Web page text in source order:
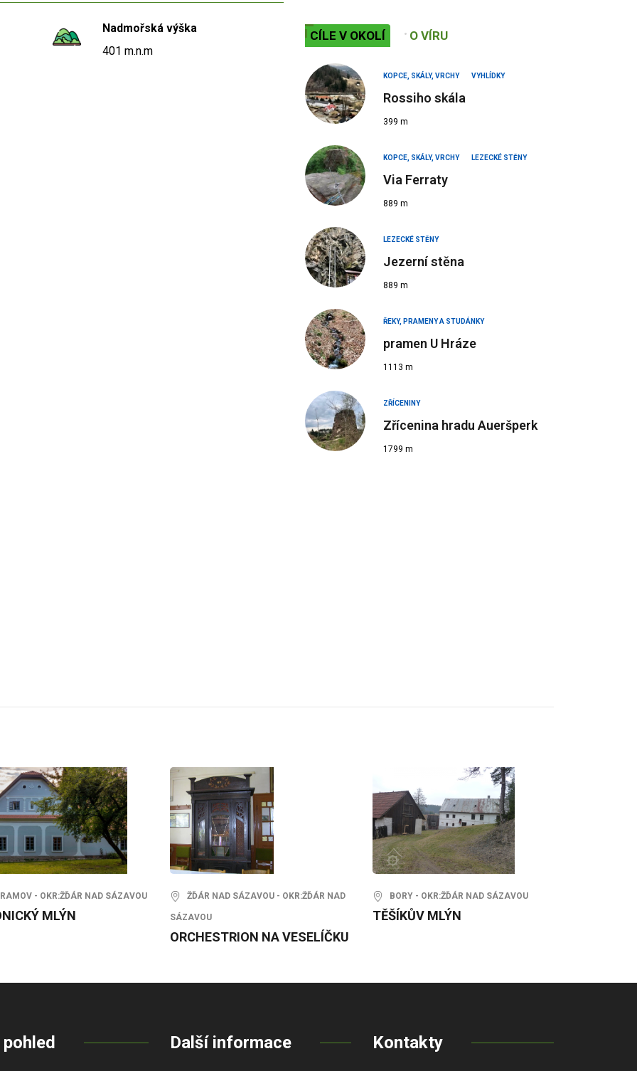
Nadmořská výška
401 m.n.m
CÍLE V OKOLÍ O VÍRU
KOPCE, SKÁLY, VRCHY VYHLÍDKY
Rossiho skála
399 m
KOPCE, SKÁLY, VRCHY LEZECKÉ STĚNY
Via Ferraty
889 m
LEZECKÉ STĚNY
Jezerní stěna
889 m
ŘEKY, PRAMENY A STUDÁNKY
pramen U Hráze
1113 m
ZŘÍCENINY
Zřícenina hradu Aueršperk
1799 m
- OKR:ŽĎÁR NAD SÁZAVOU
MLÝN
ŽĎÁR NAD SÁZAVOU - OKR:ŽĎÁR NAD
SÁZAVOU
ORCHESTRION NA VESELÍČKU
BORY - OKR:ŽĎÁR NAD SÁZAVOU
TĚŠÍKŮV MLÝN
Další informace Kontakty